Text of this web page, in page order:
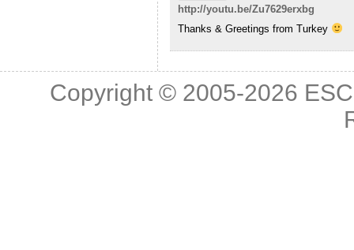
http://youtu.be/Zu7629erxbg
Thanks & Greetings from Turkey
Copyright © 2005-2026